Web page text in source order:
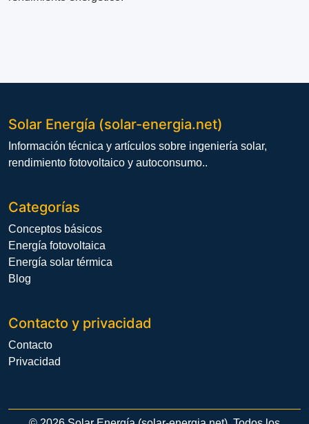
Solar Energía (solar-energia.net)
Información técnica y artículos sobre ingeniería solar,
rendimiento fotovoltaico y autoconsumo..
Categorías
Conceptos básicos
Energía fotovoltaica
Energía solar térmica
Blog
Contacto y privacidad
Contacto
Privacidad